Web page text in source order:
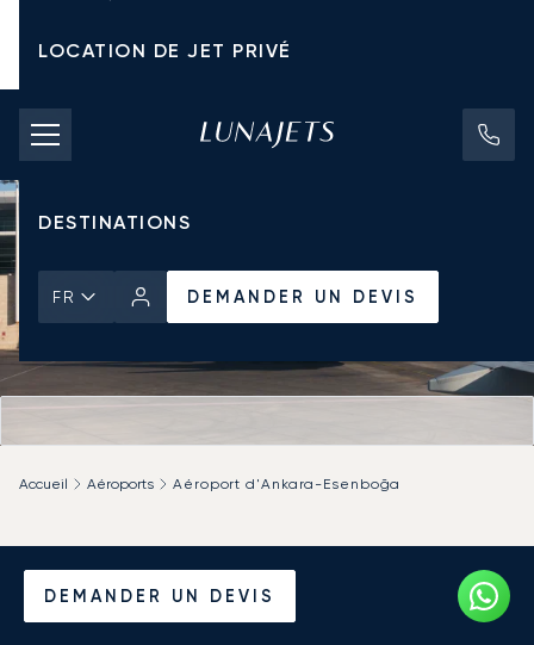
LOCATION DE JET PRIVÉ
TARIFS D'AFFRÈTEMENT
JETS PRIVÉS
DESTINATIONS
FR DEMANDER UN DEVIS
DEMANDER UN DEVIS
Accueil Aéroports Aéroport d'Ankara-Esenboğa
Louer un Jet Privé de/vers
l'Aéroport d'Ankara-